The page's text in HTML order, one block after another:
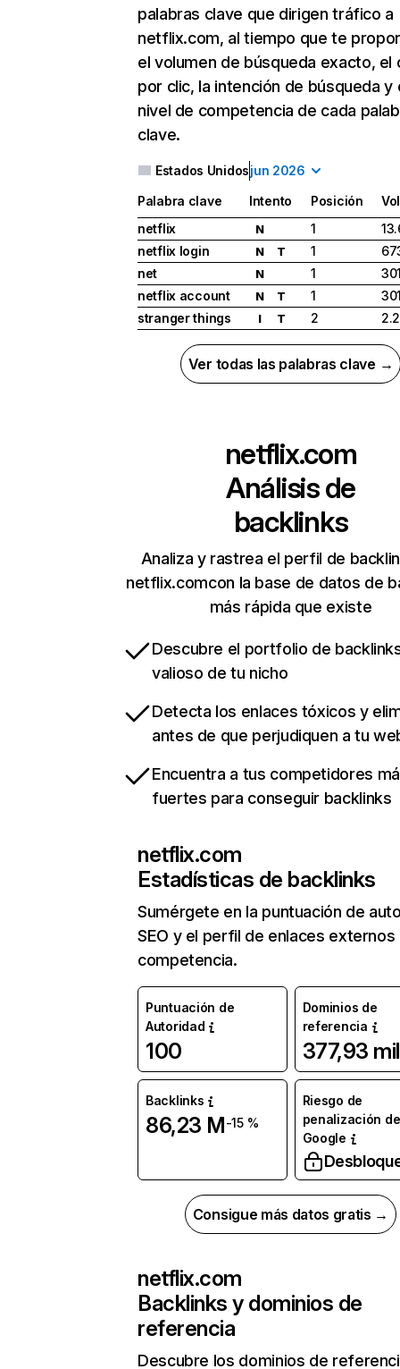
palabras clave que dirigen tráfico a
netflix.com, al tiempo que te
el volumen de búsqueda exacto, el
por clic, la intención de búsqueda y
nivel de competencia de cada
clave.
Estados Unidosjun 2026
Palabra clave Intento Posición
netflix
N 1
netflix login
N T 1
net
N 1
netflix account
N T 1
stranger things
I T 2
Ver todas las palabras clave →
netflix.com
Análisis de
backlinks
Analiza y rastrea el perfil de
netflix.comcon la base de datos de
más rápida que existe
Descubre el portfolio de
valioso de tu nicho
Detecta los enlaces tóxicos y
antes de que perjudiquen a tu
Encuentra a tus competidores
fuertes para conseguir backlinks
netflix.com
Estadísticas de backlinks
Sumérgete en la puntuación de
SEO y el perfil de enlaces externos
competencia.
Puntuación de
Autoridad
100
Dominios de
referencia
377,93 mil
Backlinks
86,23 M-15 %
Riesgo de
penalización de
Google
Consigue más datos gratis →
netflix.com
Backlinks y dominios de
referencia
Descubre los dominios de